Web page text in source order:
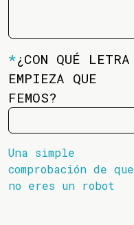
*¿CON QUÉ LETRA
EMPIEZA QUE
FEMOS?
Una simple
comprobación de que
no eres un robot